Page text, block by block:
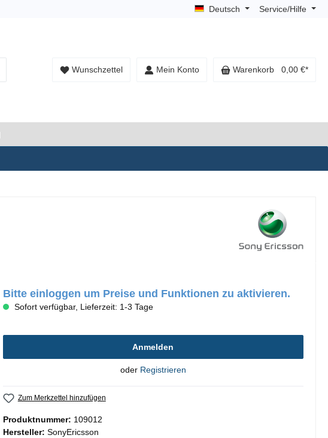
Deutsch Service/Hilfe
Wunschzettel Mein Konto Warenkorb 0,00 €*
Bitte einloggen um Preise und Funktionen zu aktivieren.
Sofort verfügbar, Lieferzeit: 1-3 Tage
Anmelden
oder Registrieren
Zum Merkzettel hinzufügen
Produktnummer: 109012
Hersteller: SonyEricsson